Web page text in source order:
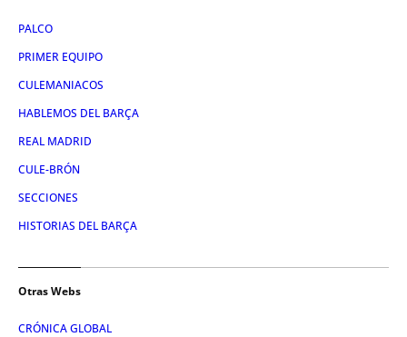
PALCO
PRIMER EQUIPO
CULEMANIACOS
HABLEMOS DEL BARÇA
REAL MADRID
CULE-BRÓN
SECCIONES
HISTORIAS DEL BARÇA
Otras Webs
CRÓNICA GLOBAL